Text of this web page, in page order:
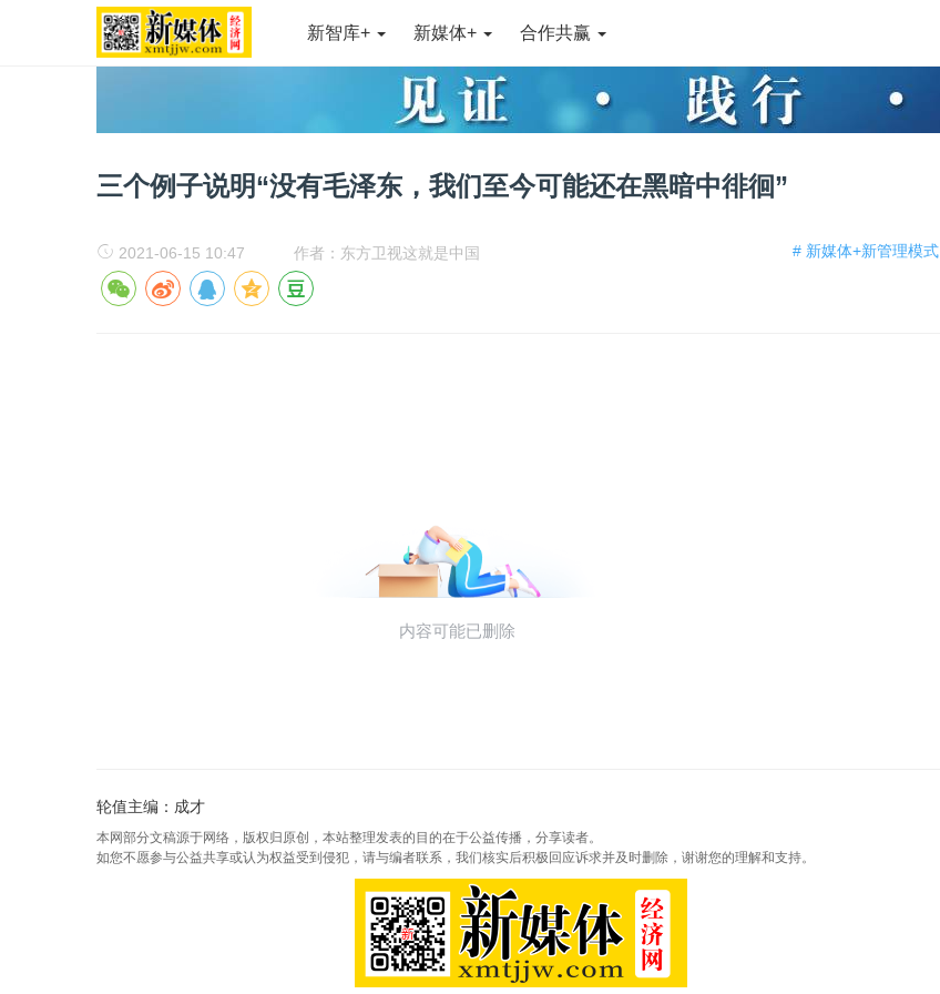
新智库+ 新媒体+ 合作共赢
三个例子说明“没有毛泽东，我们至今可能还在黑暗中徘徊”
# 新媒体+新管理模式
2021-06-15 10:47 作者：东方卫视这就是中国
轮值主编：成才
本网部分文稿源于网络，版权归原创，本站整理发表的目的在于公益传播，分享读者。
如您不愿参与公益共享或认为权益受到侵犯，请与编者联系，我们核实后积极回应诉求并及时删除，谢谢您的理解和支持。